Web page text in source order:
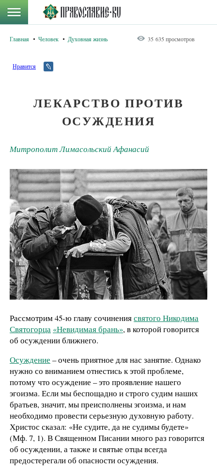
Главная Человек Духовная жизнь 35 635 просмотров
Нравится
ЛЕКАРСТВО ПРОТИВ
ОСУЖДЕНИЯ
Митрополит Лимасольский Афанасий
Рассмотрим 45-ю главу сочинениясвятого Никодима
Святогорца «Невидимая брань», в которой говорится
об осуждении ближнего.
Осуждение – очень приятное для нас занятие. Однако
нужно со вниманием отнестись к этой проблеме,
потому что осуждение – это проявление нашего
эгоизма. Если мы беспощадно и строго судим наших
братьев, значит, мы преисполнены эгоизма, и нам
необходимо провести серьезную духовную работу.
Христос сказал: «Не судите, да не судимы будете»
(Мф. 7, 1). В Священном Писании много раз говорится
об осуждении, а также и святые отцы всегда
предостерегали об опасности осуждения.